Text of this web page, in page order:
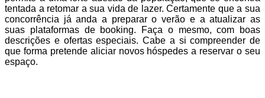
tentada a retomar a sua vida de lazer. Certamente que a sua
concorrência já anda a preparar o verão e a atualizar as
suas plataformas de booking. Faça o mesmo, com boas
descrições e ofertas especiais. Cabe a si compreender de
que forma pretende aliciar novos hóspedes a reservar o seu
espaço.